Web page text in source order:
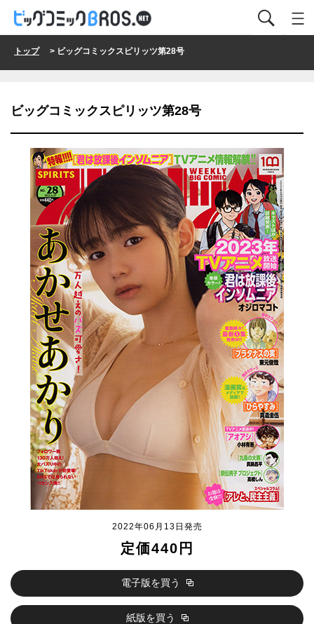
トップ> ビッグコミックスピリッツ第28号
ビッグコミックスピリッツ第28号
2022年06月13日発売
定価440円
電子版を買う
紙版を買う